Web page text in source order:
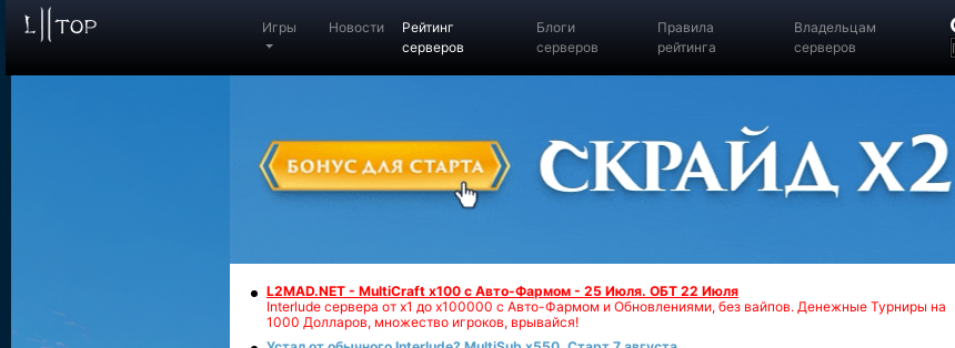
Игры Новости
Рейтинг
серверов
Блоги
серверов
Правила
рейтинга
Владельцам
серверов
L2MAD.NET - MultiCraft x100 с Авто-Фармом - 25 Июля. ОБТ 22 Июля
Interlude сервера от х1 до х100000 с Авто-Фармом и Обновлениями, без вайпов. Денежные Турниры на
1000 Долларов, множество игроков, врывайся!